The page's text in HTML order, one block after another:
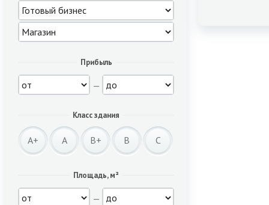
Прибыль
—
Класс здания
A+ A B+ B C
Площадь, м²
—